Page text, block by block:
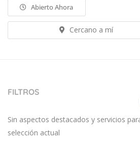
Abierto Ahora
Cercano a mí
FILTROS
Sin aspectos destacados y servicios
selección actual